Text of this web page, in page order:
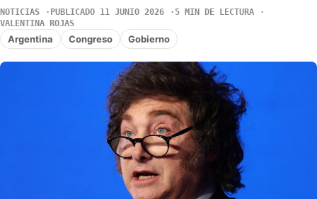
NOTICIAS PUBLICADO 11 JUNIO 2026
5 MIN DE LECTURA
VALENTINA ROJAS
Argentina Congreso Gobierno